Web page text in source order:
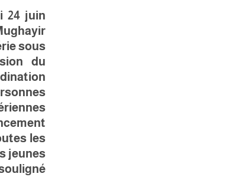
24 juin
sous
du
les
jeunes.